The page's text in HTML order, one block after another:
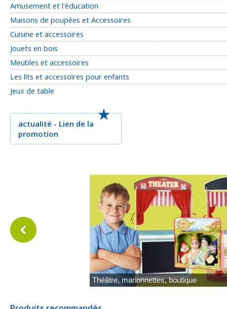
Amusement et l'éducation
Maisons de poupées et Accessoires
Cuisine et accessoires
Jouets en bois
Meubles et accessoires
Les lits et accessoires pour enfants
Jeux de table
actualité - Lien de la
promotion